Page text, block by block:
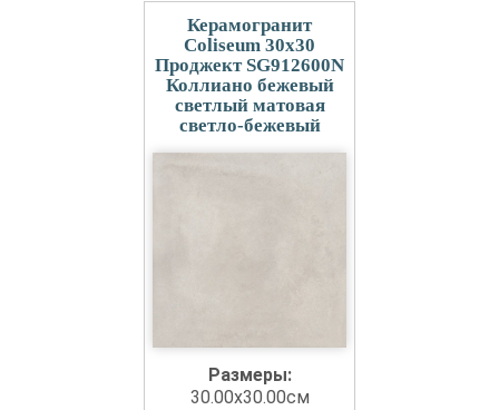
Керамогранит
Coliseum 30x30
Проджект SG912600N
Коллиано бежевый
светлый матовая
светло-бежевый
Размеры:
30.00x30.00см